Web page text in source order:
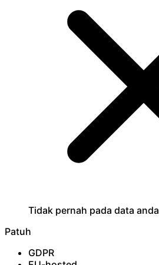
Tidak pernah pada data anda
Patuh
GDPR